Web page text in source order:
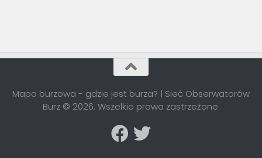
Mapa burzowa - gdzie jest burza? | Sieć Obserwatorów
Burz © 2026. Wszelkie prawa zastrzeżone.